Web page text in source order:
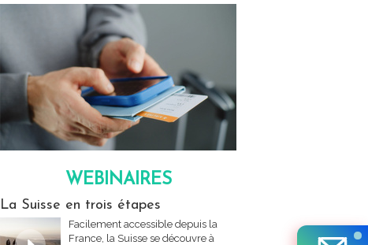
WEBINAIRES
La Suisse en trois étapes
Facilement accessible depuis la
France, la Suisse se découvre à